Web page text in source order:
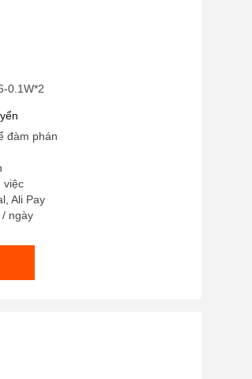
0.1W*2
đàm phán
việc
Ali Pay
/ ngày